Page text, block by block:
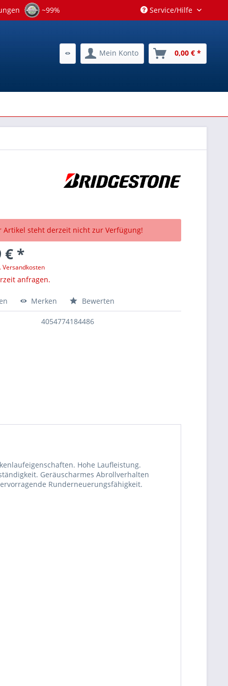
~99% Service/Hilfe
Mein Konto 0,00 € *
Artikel steht derzeit nicht zur Verfügung!
€ *
Versandkosten
anfragen.
Merken Bewerten
4054774184486
Hohe Laufleistung.
Geräuscharmes Abrollverhalten
Runderneuerungsfähigkeit.